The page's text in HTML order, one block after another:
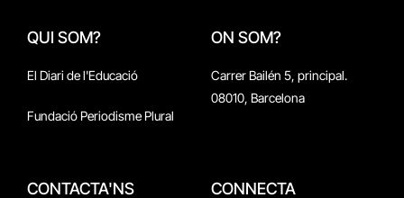
QUI SOM?
El Diari de l'Educació
Fundació Periodisme Plural
ON SOM?
Carrer Bailén 5, principal.
08010, Barcelona
CONTACTA'NS CONNECTA